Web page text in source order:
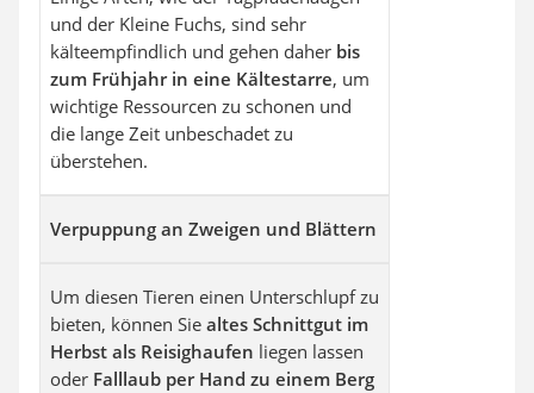
und der Kleine Fuchs, sind sehr
kälteempfindlich und gehen daher bis
zum Frühjahr in eine Kältestarre, um
wichtige Ressourcen zu schonen und
die lange Zeit unbeschadet zu
überstehen.
Verpuppung an Zweigen und Blättern
Um diesen Tieren einen Unterschlupf zu
bieten, können Sie altes Schnittgut im
Herbst als Reisighaufen liegen lassen
oder Falllaub per Hand zu einem Berg